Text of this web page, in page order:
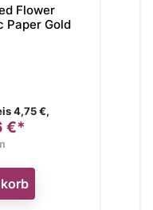
Flower
Paper Gold
4,75 €,
€*